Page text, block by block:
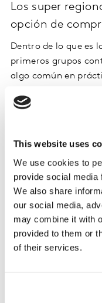
This website uses
We use cookies to
provide social media
We also share
our social media,
may combine it with
provided to them or
of their services.
Los super
opción de
Dentro de lo que es
primeros grupos
algo común en
grande, pero
toda la distribución
Mercadona logró
cole retomar la
época de
desescalada y la
estos números
presentaba en
Por su parte,